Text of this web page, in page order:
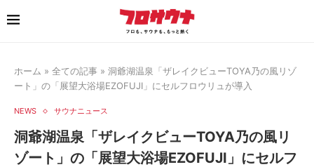
ホーム » 全ての記事 » 洞爺湖温泉「ザレイクビューTOYA乃の風リゾ
ート」の「展望大浴場EZOFUJI」にセルフロウリュが導入
NEWS サウナニュース
洞爺湖温泉「ザレイクビューTOYA乃の風リ
ゾート」の「展望大浴場EZOFUJI」にセルフ